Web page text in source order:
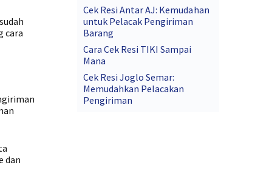
cara
dan
Cek Resi Antar AJ: Kemudahan
untuk Pelacak Pengiriman
Barang
Cara Cek Resi TIKI Sampai
Mana
Cek Resi Joglo Semar:
Memudahkan Pelacakan
Pengiriman